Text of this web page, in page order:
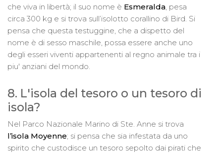
che viva in libertà; il suo nome è Esmeralda , pesa
circa 300 kg e si trova sull’isolotto corallino di Bird. Si
pensa che questa testuggine, che a dispetto del
nome è di sesso maschile, possa essere anche uno
degli esseri viventi appartenenti al regno animale tra i
piu' anziani del mondo.
8. L'isola del tesoro o un tesoro di
isola?
Nel Parco Nazionale Marino di Ste. Anne si trova
l’isola Moyenne; si pensa che sia infestata da uno
spirito che custodisce un tesoro sepolto dai pirati che